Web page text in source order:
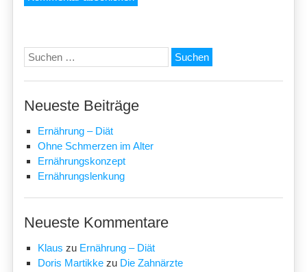
Suchen
nach:
Neueste Beiträge
Ernährung – Diät
Ohne Schmerzen im Alter
Ernährungskonzept
Ernährungslenkung
Neueste Kommentare
Klaus zu Ernährung – Diät
Doris Martikke zu Die Zahnärzte